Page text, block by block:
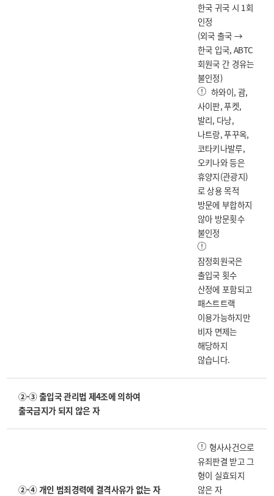
한국 귀국 시 1회
인정
(외국 출국 →
한국 입국, ABTC
회원국 간 경유는
불인정)
하와이, 괌,
사이판, 푸켓,
발리, 다낭,
나트랑, 푸꾸옥,
코타키나발루,
오키나와 등은
휴양지(관광지)
로 상용 목적
방문에 부합하지
않아 방문횟수
불인정
잠정회원국은
출입국 횟수
산정에 포함되고
패스트트랙
이용가능하지만
비자 면제는
해당하지
않습니다.
②-③ 출입국 관리법 제4조에 의하여
출국금지가 되지 않은 자
②-④ 개인 범죄경력에 결격사유가 없는 자
형사사건으로
유죄판결 받고 그
형이 실효되지
않은 자